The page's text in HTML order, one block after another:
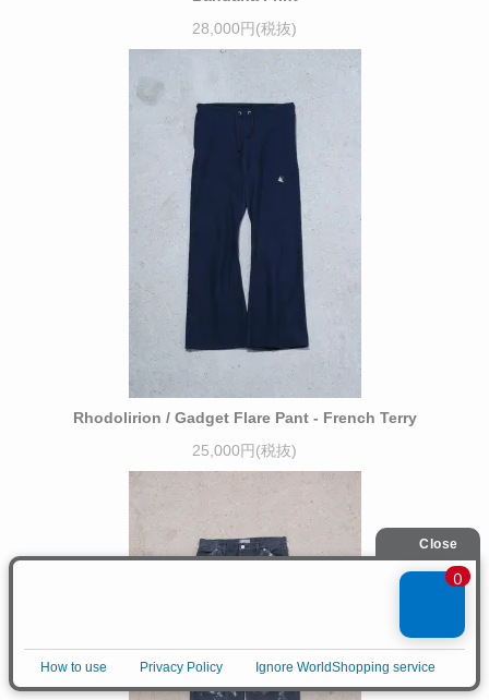
28,000円(税抜)
Rhodolirion / Gadget Flare Pant - French Terry
25,000円(税抜)